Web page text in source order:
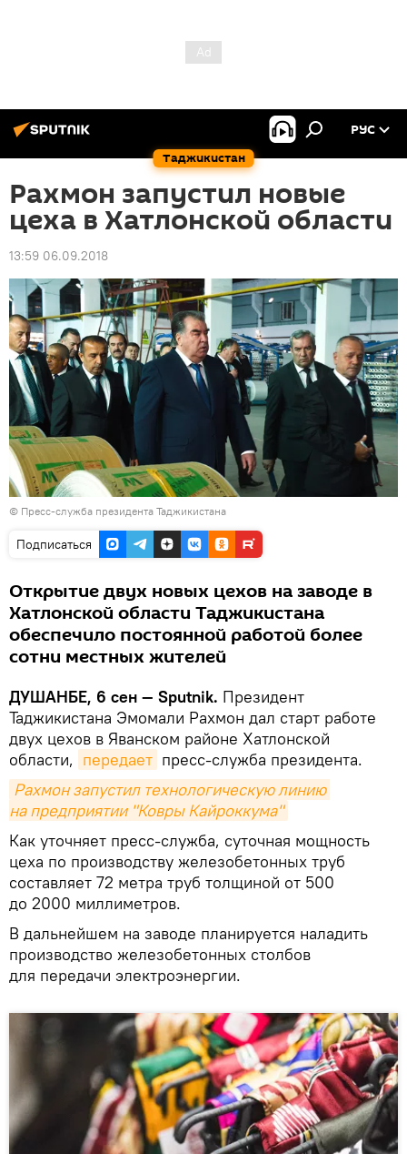
Таджикистан
РУС
Рахмон запустил новые
цеха в Хатлонской области
13:59 06.09.2018
© Пресс-служба президента Таджикистана
Подписаться
Открытие двух новых цехов на заводе в
Хатлонской области Таджикистана
обеспечило постоянной работой более
сотни местных жителей
ДУШАНБЕ, 6 сен — Sputnik. Президент
Таджикистана Эмомали Рахмон дал старт работе
двух цехов в Яванском районе Хатлонской
области, передает пресс-служба президента.
Рахмон запустил технологическую линию
на предприятии "Ковры Кайроккума"
Как уточняет пресс-служба, суточная мощность
цеха по производству железобетонных труб
составляет 72 метра труб толщиной от 500
до 2000 миллиметров.
В дальнейшем на заводе планируется наладить
производство железобетонных столбов
для передачи электроэнергии.